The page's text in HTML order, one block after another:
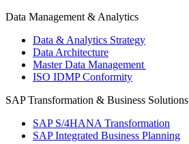
Data Management & Analytics
Data & Analytics Strategy
Data Architecture
Master Data Management
ISO IDMP Conformity
SAP Transformation & Business Solutions
SAP S/4HANA Transformation
SAP Integrated Business Planning